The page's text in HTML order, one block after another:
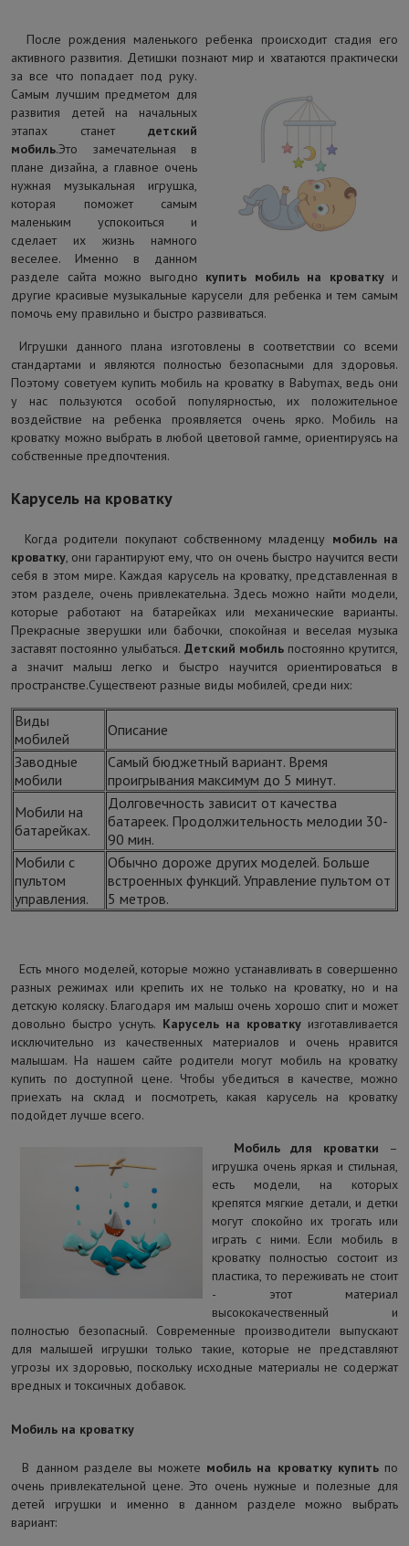
После рождения маленького ребенка происходит стадия его
активного развития. Детишки познают мир и хватаются практически
за все что попадает под руку.
Самым лучшим предметом для
развития детей на начальных
этапах станет детский
мобиль.Это замечательная в
плане дизайна, а главное очень
нужная музыкальная игрушка,
которая поможет самым
маленьким успокоиться и
сделает их жизнь намного
веселее. Именно в данном
разделе сайта можно выгодно купить мобиль на кроваткуи
другие красивые музыкальные карусели для ребенка и тем самым
помочь ему правильно и быстро развиваться.
Игрушки данного плана изготовлены в соответствии со всеми
стандартами и являются полностью безопасными для здоровья.
Поэтому советуем купить мобиль на кроватку в Babymax, ведь они
у нас пользуются особой популярностью, их положительное
воздействие на ребенка проявляется очень ярко. Мобиль на
кроватку можно выбрать в любой цветовой гамме, ориентируясь на
собственные предпочтения.
Карусель на кроватку
Когда родители покупают собственному младенцу мобиль на
кроватку , они гарантируют ему, что он очень быстро научится вести
себя в этом мире. Каждая карусель на кроватку, представленная в
этом разделе, очень привлекательна. Здесь можно найти модели,
которые работают на батарейках или механические варианты.
Прекрасные зверушки или бабочки, спокойная и веселая музыка
заставят постоянно улыбаться. Детский мобильпостоянно крутится,
а значит малыш легко и быстро научится ориентироваться в
пространстве.Существеют разные виды мобилей, среди них:
Виды
мобилей
Описание
Заводные
мобили
Самый бюджетный вариант. Время
проигрывания максимум до 5 минут.
Мобили на
батарейках.
Долговечность зависит от качества
батареек. Продолжительность мелодии 30-
90 мин.
Мобили с
пультом
управления.
Обычно дороже других моделей. Больше
встроенных функций. Управление пультом от
5 метров.
Есть много моделей, которые можно устанавливать в совершенно
разных режимах или крепить их не только на кроватку, но и на
детскую коляску. Благодаря им малыш очень хорошо спит и может
довольно быстро уснуть. Карусель на кроваткуизготавливается
исключительно из качественных материалов и очень нравится
малышам. На нашем сайте родители могут мобиль на кроватку
купить по доступной цене. Чтобы убедиться в качестве, можно
приехать на склад и посмотреть, какая карусель на кроватку
подойдет лучше всего.
Мобиль для кроватки –
игрушка очень яркая и стильная,
есть модели, на которых
крепятся мягкие детали, и детки
могут спокойно их трогать или
играть с ними. Если мобиль в
кроватку полностью состоит из
пластика, то переживать не стоит
- этот материал
высококачественный и
полностью безопасный. Современные производители выпускают
для малышей игрушки только такие, которые не представляют
угрозы их здоровью, поскольку исходные материалы не содержат
вредных и токсичных добавок.
Мобиль на кроватку
В данном разделе вы можете мобиль на кроватку купитьпо
очень привлекательной цене. Это очень нужные и полезные для
детей игрушки и именно в данном разделе можно выбрать
вариант: